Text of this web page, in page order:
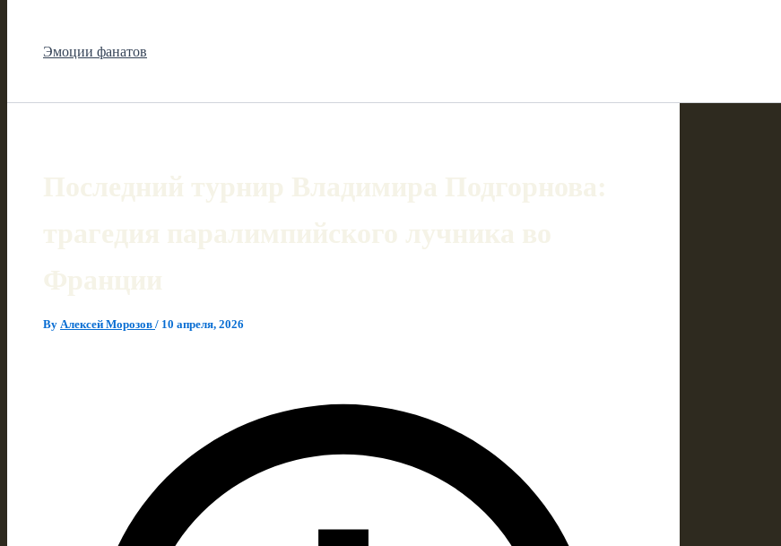
Эмоции фанатов
Последний турнир Владимира Подгорнова:
трагедия паралимпийского лучника во
Франции
By Алексей Морозов / 10 апреля, 2026